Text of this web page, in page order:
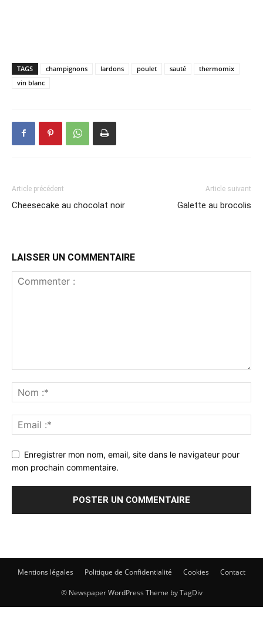
TAGS champignons lardons poulet sauté
thermomix
vin blanc
Article précédent
Cheesecake au chocolat noir
Article suivant
Galette au brocolis
LAISSER UN COMMENTAIRE
Enregistrer mon nom, email, site dans le navigateur pour
mon prochain commentaire.
Mentions légales Politique de Confidentialité Cookies Contact
© Newspaper WordPress Theme by TagDiv